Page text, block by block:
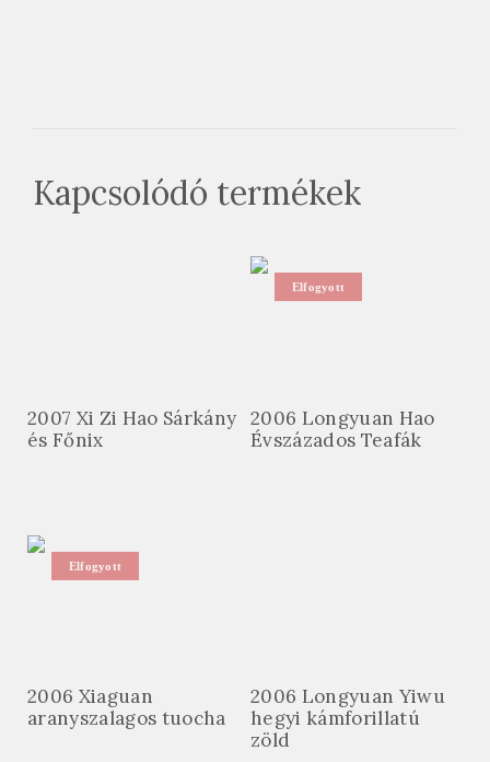
Kapcsolódó termékek
2007 Xi Zi Hao Sárkány
és Főnix
Elfogyott
2006 Longyuan Hao
Évszázados Teafák
Elfogyott
2006 Xiaguan
aranyszalagos tuocha
2006 Longyuan Yiwu
hegyi kámforillatú
zöld